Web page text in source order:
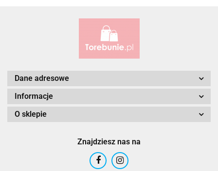
Alessandro Paoli
Dane adresowe
Informacje
O sklepie
Znajdziesz nas na